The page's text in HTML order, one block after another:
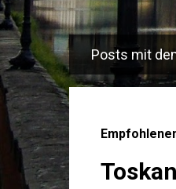
o
Posts mit